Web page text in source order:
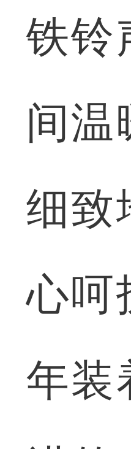
铁铃
间温
细致
心呵
年装